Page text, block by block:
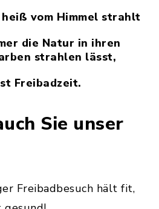
vom Himmel strahlt
die Natur in ihren
strahlen lässt,
Freibadzeit.
Sie unser
Freibadbesuch hält fit,